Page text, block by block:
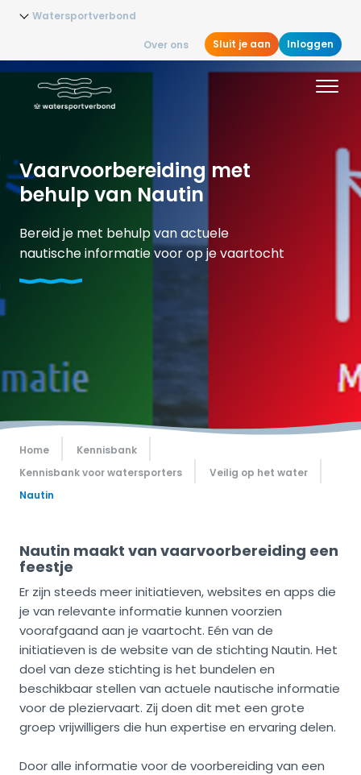
Watersportverbond
Over ons Sluit je aan Inloggen
Vaarvoorbereiding met
behulp van Nautin
Bereid je met behulp van actuele
nautische informatie voor op je vaartocht
Home
Kennisbank
Kennisbank voor watersporters
Veilig op het water
Nautin
Nautin maakt van vaarvoorbereiding een
feestje
Er zijn steeds meer initiatieven, websites en apps die
je van relevante informatie kunnen voorzien
voorafgaand aan je vaartocht. Eén van de
initiatieven is de website van de stichting Nautin. Het
doel van deze stichting is het bundelen en
beschikbaar stellen van actuele nautische informatie
voor de pleziervaart. Zij doen dit met een grote
groep vrijwilligers die hun expertise en ervaring delen.
Door alle informatie voor de voorbereiding van een